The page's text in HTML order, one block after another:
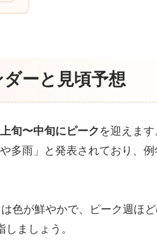
ーと見頃予想
旬〜中旬にピークを迎えま
多雨」と発表されており、例
色が鮮やかで、ピーク週ほ
しましょう。